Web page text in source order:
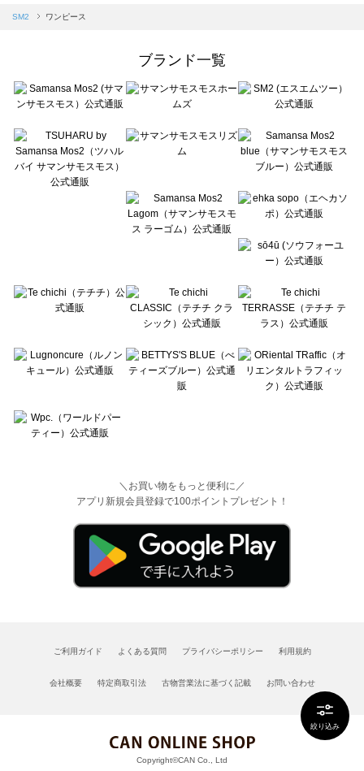
絞り込み
Samansa Mos2 blue（サマンサモスモス ブルー）のワンピース一覧
sō4ū（ソウフォーユー）のワンピース一覧
Te chichi（テチチ）のワンピース一覧
Te chichi CLASSIC（テチチ クラシック）のワンピース一覧
Lugnoncure（ルノンキュール）のワンピース一覧
BETTY'S BLUE（べティーズブルー）のワンピース一覧
Wpc.（ワールドパーティー）のワンピース一覧
SM2 ワンピース
ブランド一覧
＼お買い物をもっと便利に／
アプリ新規会員登録で100ポイントプレゼント！
ご利用ガイド よくある質問 プライバシーポリシー 利用規約
会社概要 特定商取引法 古物営業法に基づく記載 お問い合わせ
Copyright©CAN Co., Ltd